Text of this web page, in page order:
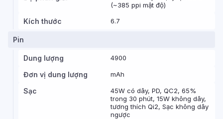
(~385 ppi mật độ)
Kích thước 6.7
Pin
Dung lượng 4900
Đơn vị dung lượng mAh
Sạc
45W có dây, PD, QC2, 65%
trong 30 phút, 15W không dây,
tương thích Qi2, Sạc không dây
ngược